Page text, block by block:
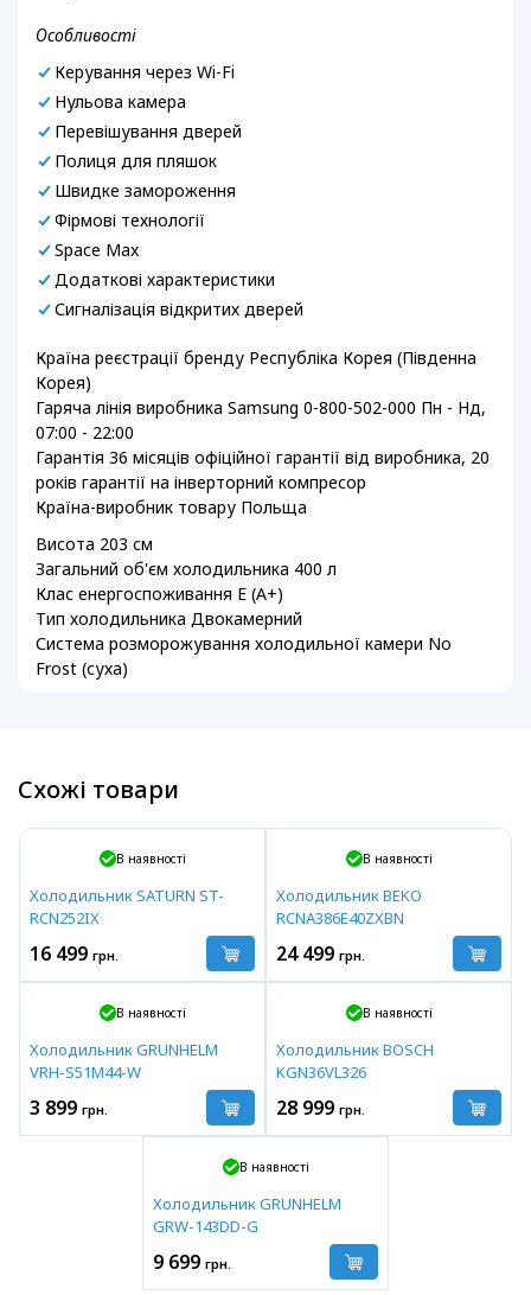
Особливості
Керування через Wi-Fi
Нульова камера
Перевішування дверей
Полиця для пляшок
Швидке замороження
Фірмові технології
Space Max
Додаткові характеристики
Сигналізація відкритих дверей
Країна реєстрації бренду Республіка Корея (Південна
Корея)
Гаряча лінія виробника Samsung 0-800-502-000 Пн - Нд,
07:00 - 22:00
Гарантія 36 місяців офіційної гарантії від виробника, 20
років гарантії на інверторний компресор
Країна-виробник товару Польща
Висота 203 см
Загальний об'єм холодильника 400 л
Клас енергоспоживання E (А+)
Тип холодильника Двокамерний
Система розморожування холодильної камери No
Frost (суха)
Схожі товари
В наявності
Холодильник SATURN ST-
RCN252IX
16 499 грн.
В наявності
Холодильник BEKO
RCNA386E40ZXBN
24 499 грн.
В наявності
Холодильник GRUNHELM
VRH-S51M44-W
3 899 грн.
В наявності
Холодильник BOSCH
KGN36VL326
28 999 грн.
В наявності
Холодильник GRUNHELM
GRW-143DD-G
9 699 грн.